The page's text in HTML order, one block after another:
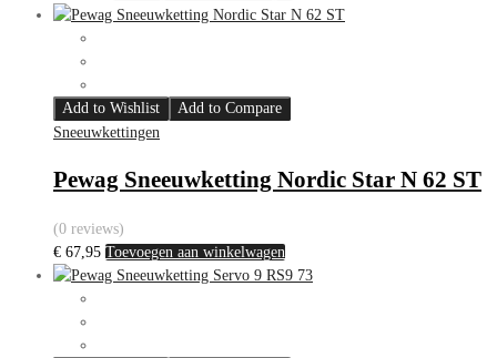
Add to Wishlist
Add to Compare
Sneeuwkettingen
Pewag Sneeuwketting Nordic Star N 62 ST
(0 reviews)
€ 67,95 Toevoegen aan winkelwagen